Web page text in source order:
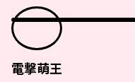
電撃萌王